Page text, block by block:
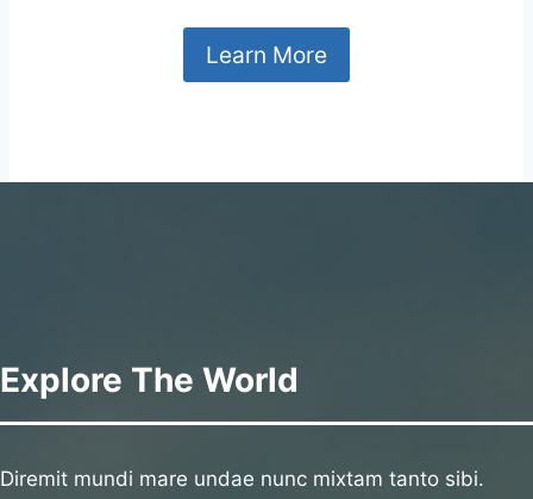
Learn More
Explore The World
Diremit mundi mare undae nunc mixtam tanto sibi.